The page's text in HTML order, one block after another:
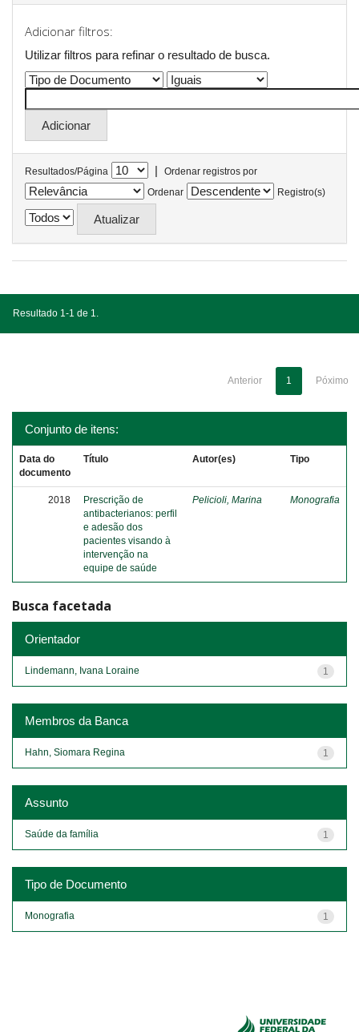
Adicionar filtros:
Utilizar filtros para refinar o resultado de busca.
Resultados/Página |
Ordenar registros por
Ordenar
Registro(s)
Resultado 1-1 de 1.
Anterior 1 Póximo
Conjunto de itens:
Data do
documento
Título Autor(es) Tipo
2018
Prescrição de
antibacterianos: perfil
e adesão dos
pacientes visando à
intervenção na
equipe de saúde
Pelicioli, Marina Monografia
Busca facetada
Orientador
1
Lindemann, Ivana Loraine
Membros da Banca
1
Hahn, Siomara Regina
Assunto
1
Saúde da família
Tipo de Documento
1
Monografia